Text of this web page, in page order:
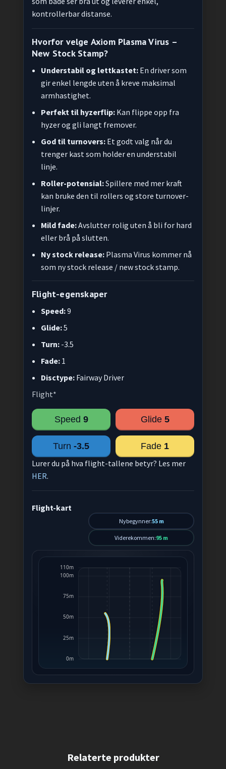
kontrollerbar distanse.
Hvorfor velge Axiom Plasma Virus –
New Stock Stamp?
Understabil og lettkastet: En driver som
gir enkel lengde uten å kreve maksimal
armhastighet.
Perfekt til hyzerflip: Kan flippe opp fra
hyzer og gli langt fremover.
God til turnovers: Et godt valg når du
trenger kast som holder en understabil
linje.
Roller-potensial:Spillere med mer kraft
kan bruke den til rollers og store turnover-
linjer.
Mild fade:Avslutter rolig uten å bli for hard
eller brå på slutten.
Ny stock release: Plasma Virus kommer nå
som ny stock release / new stock stamp.
Flight-egenskaper
Speed:9
Glide:5
Turn: -3.5
Fade: 1
Disctype: Fairway Driver
Flight*
Speed 9 Glide 5
Turn -3.5 Fade 1
Lurer du på hva flight-tallene betyr? Les mer
HER.
Flight-kart
Nybegynner:55 m
Viderekommen:95 m
0m
25m
50m
75m
100m
110m